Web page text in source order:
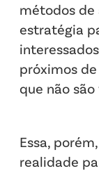
métodos de
estratégia
próximos
que não
Essa,
realidade